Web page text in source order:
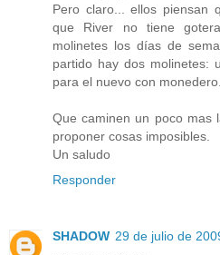
Pero claro... ellos piensan
que River no tiene
molinetes los días de
partido hay dos molinetes:
para el nuevo con
Que caminen un poco mas
proponer cosas imposibles.
Un saludo
Responder
SHADOW 29 de julio de